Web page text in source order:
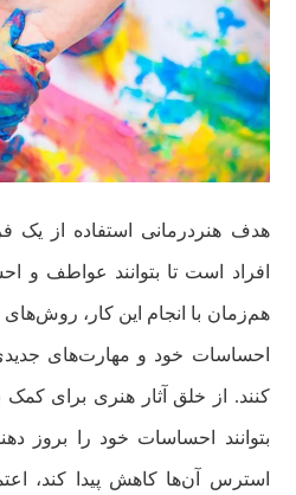
هدف هنردرمانی استفاده از یک
افراد است تا بتوانند عواطف و
هم‌زمان با انجام این کار،
احساسات خود و مهارت‌های جدیدی
کنند. از خلق آثار هنری برای کمک
بتوانند احساسات خود را بروز
استرس آن‌ها کاهش پیدا کند،